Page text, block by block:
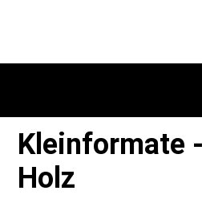
Kleinformate
Holz